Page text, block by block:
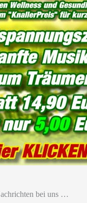
bei uns …